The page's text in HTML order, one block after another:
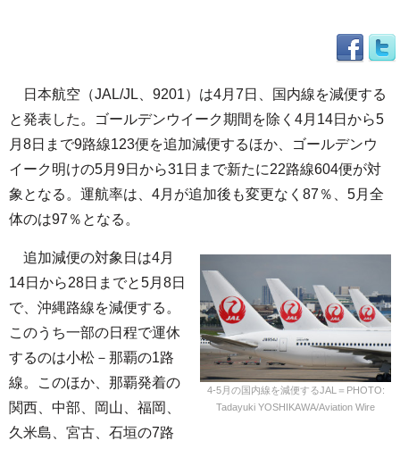
日本航空（JAL/JL、9201）は4月7日、国内線を減便する
と発表した。ゴールデンウイーク期間を除く4月14日から5
月8日まで9路線123便を追加減便するほか、ゴールデンウ
イーク明けの5月9日から31日まで新たに22路線604便が対
象となる。運航率は、4月が追加後も変更なく87％、5月全
体のは97％となる。
4-5月の国内線を減便するJAL＝PHOTO:
Tadayuki YOSHIKAWA/Aviation Wire
追加減便の対象日は4月
14日から28日までと5月8日
で、沖縄路線を減便する。
このうち一部の日程で運休
するのは小松－那覇の1路
線。このほか、那覇発着の
関西、中部、岡山、福岡、
久米島、宮古、石垣の7路